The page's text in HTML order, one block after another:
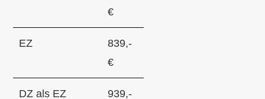
€
EZ
839,-
€
DZ als EZ
939,-